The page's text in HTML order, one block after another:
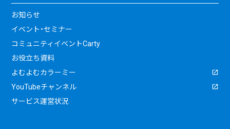
お知らせ
イベント・セミナー
コミュニティイベントCarty
お役立ち資料
よむよむカラーミー
YouTubeチャンネル
サービス運営状況